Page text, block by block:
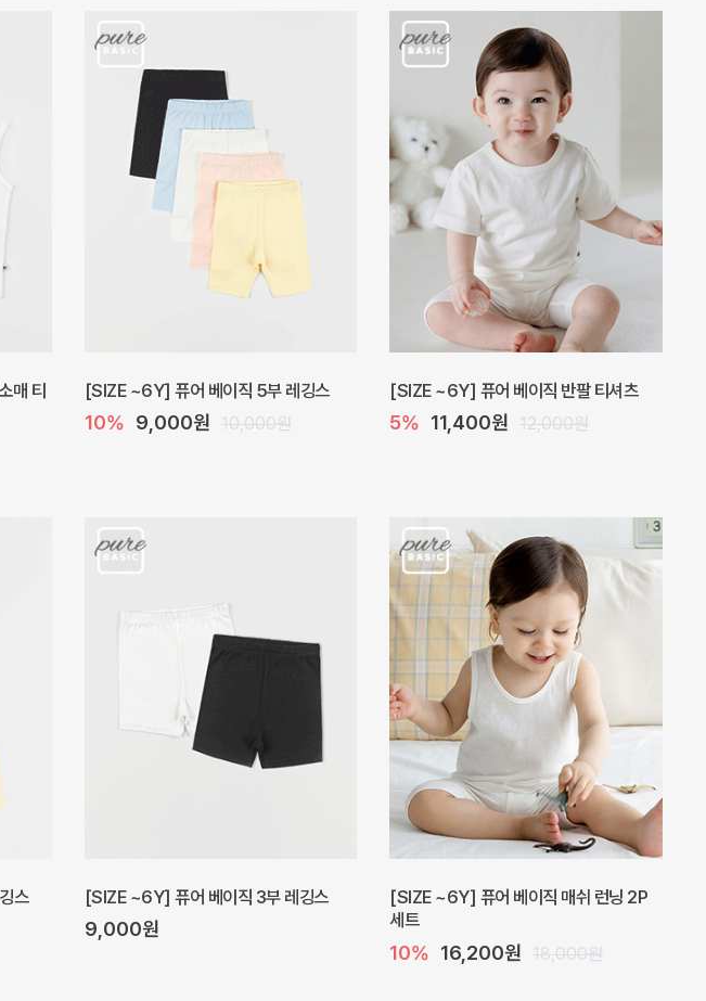
[SIZE ~6Y] 베르 원피스
10% 28,800원 32,000원
프로리 뷔스티에 미니 아기 원피스
20% 20,800원 26,000원
5% 39,000원 41,000원 20% 27,200원 34,000원